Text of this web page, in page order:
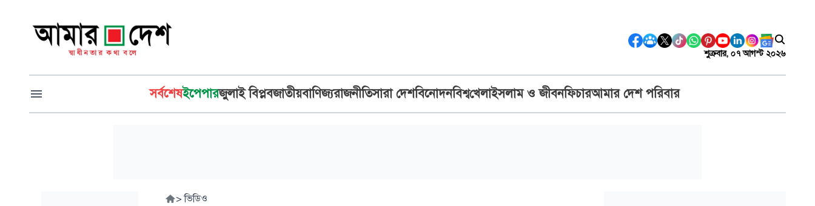
শুক্রবার, ০৭ আগস্ট ২০২৬
সর্বশেষইপেপারজুলাই বিপ্লবজাতীয়বাণিজ্যরাজনীতিসারা দেশবিনোদনবিশ্বখেলাইসলাম ও জীবনফিচারআমার দেশ পরিবার
> ভিডিও